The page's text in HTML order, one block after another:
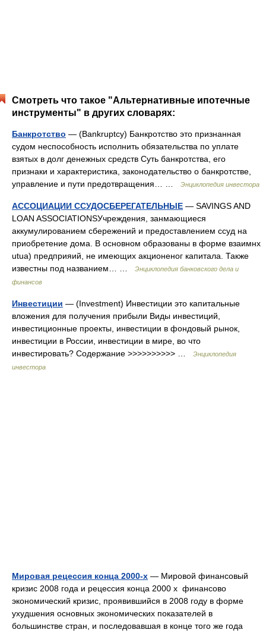
Смотреть что такое "Альтернативные ипотечные
инструменты" в других словарях:
Банкротство — (Bankruptcy) Банкротство это признанная
судом неспособность исполнить обязательства по уплате
взятых в долг денежных средств Суть банкротства, его
признаки и характеристика, законодательство о банкротстве,
управление и пути предотвращения… …
Энциклопедия инвестора
АССОЦИАЦИИ ССУДОСБЕРЕГАТЕЛЬНЫЕ — SAVINGS AND
LOAN ASSOCIATIONSУчреждения, занмающиеся
аккумулированием сбережений и предоставлением ссуд на
приобретение дома. В основном образованы в форме взаимнх
utua) предприяий, не имеющих акционеног капитала. Также
известны под названием… …
Энциклопедия банковского дела и
финансов
Инвестиции — (Investment) Инвестиции это капитальные
вложения для получения прибыли Виды инвестиций,
инвестиционные проекты, инвестиции в фондовый рынок,
инвестиции в России, инвестиции в мире, во что
инвестировать? Содержание >>>>>>>>>> …
Энциклопедия
инвестора
Мировая рецессия конца 2000-х — Мировой финансовый
кризис 2008 года и рецессия конца 2000 х финансово
экономический кризис, проявившийся в 2008 году в форме
ухудшения основных экономических показателей в
большинстве стран, и последовавшая в конце того же года